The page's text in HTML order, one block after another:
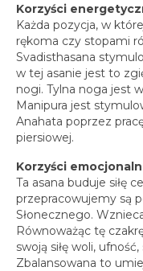
Korzyści
Każda pozycja, w
rękoma czy stopami
Svadisthasana
w tej asanie jest to
nogi. Tylna noga jest
Manipura jest
Anahata poprzez
piersiowej.
Korzyści
Ta asana buduje siłę
przepracowujemy są
Słonecznego.
Równoważąc tę
swoją siłę woli,
Zbalansowana to